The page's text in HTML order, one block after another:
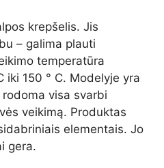
krepšelis. Jis
– galima plauti
temperatūra
iki 150 ° C. Modelyje yra
visa svarbi
veikimą. Produktas
elementais. Jo
gera.